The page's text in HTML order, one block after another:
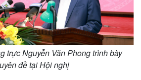
trực Nguyễn Văn Phong trình bày
đề tại Hội nghị